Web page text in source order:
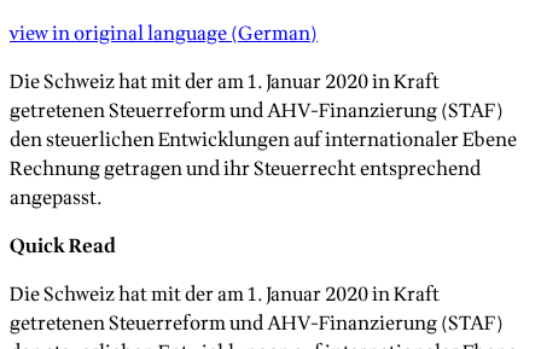
view in original language(German)
Die Schweiz hat mit der am 1. Januar 2020 in Kraft
getretenen Steuerreform und AHV-Finanzierung (STAF)
den steuerlichen Entwicklungen auf internationaler Ebene
Rechnung getragen und ihr Steuerrecht entsprechend
angepasst.
Quick Read
Die Schweiz hat mit der am 1. Januar 2020 in Kraft
getretenen Steuerreform und AHV-Finanzierung (STAF)